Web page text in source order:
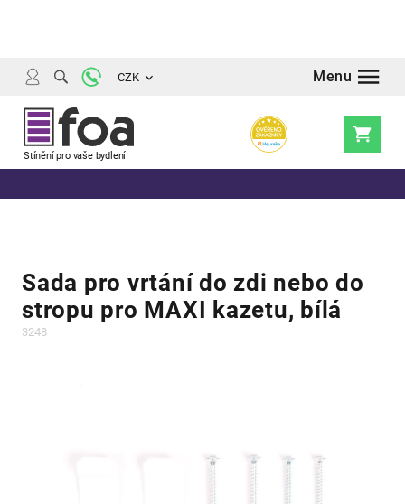
CZK
Nákupní
Sada pro vrtání do zdi nebo do
stropu pro MAXI kazetu, bílá
3248